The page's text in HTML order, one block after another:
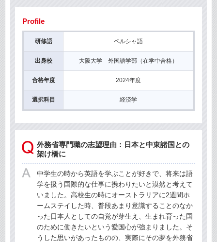
Profile
研修語 ペルシャ語
出身校 大阪大学 外国語学部（在学中合格）
合格年度 2024年度
選択科目 経済学
外務省専門職の志望理由：日本と中東諸国との
架け橋に
中学生の時から英語を学ぶことが好きで、将来は語
学を扱う国際的な仕事に携わりたいと漠然と考えて
いました。高校生の時にオーストラリアに2週間ホ
ームステイした時、普段あまり意識することのなか
った日本人としての自覚が芽生え、生まれ育った国
のために働きたいという愛国心が強まりました。そ
うした思いがあったものの、実際にその夢を外務省